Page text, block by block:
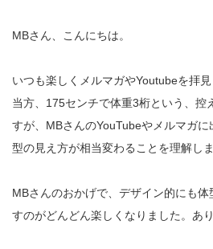
MBさん、こんにちは。
いつも楽しくメルマガやYoutubeを拝見
当方、175センチで体重3桁という、控
すが、MBさんのYouTubeやメルマガ
型の見え方が相当変わることを理解しま
MBさんのおかげで、デザイン的にも
すのがどんどん楽しくなりました。あ